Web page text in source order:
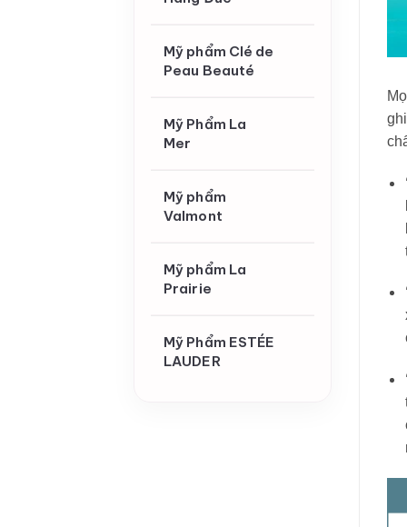
Mỹ phẩm Clé de
Peau Beauté
Mỹ Phẩm La
Mer
Mỹ phẩm
Valmont
Mỹ phẩm La
Prairie
Mỹ Phẩm ESTÉE
LAUDER